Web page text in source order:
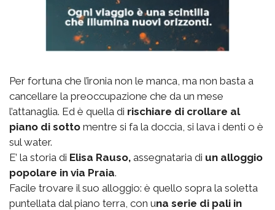
Per fortuna che l’ironia non le manca, ma non basta a
cancellare la preoccupazione che da un mese
l’attanaglia. Ed è quella di rischiare di crollare al
piano di sotto mentre si fa la doccia, si lava i denti o è
sul water.
E’ la storia di Elisa Rauso, assegnataria di un alloggio
popolare in via Praia.
Facile trovare il suo alloggio: è quello sopra la soletta
puntellata dal piano terra, con una serie di pali in